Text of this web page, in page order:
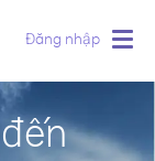
Đăng nhập